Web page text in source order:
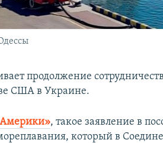
продолжение
США в Украине.
Америки», такое заявление в
который в